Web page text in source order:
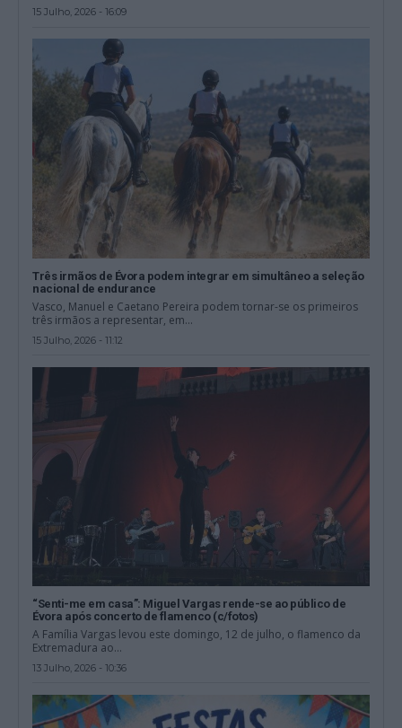
15 Julho, 2026 - 16:09
Três irmãos de Évora podem integrar em simultâneo a seleção
nacional de endurance
Vasco, Manuel e Caetano Pereira podem tornar-se os primeiros
três irmãos a representar, em...
15 Julho, 2026 - 11:12
“Senti-me em casa”: Miguel Vargas rende-se ao público de
Évora após concerto de flamenco (c/fotos)
A Família Vargas levou este domingo, 12 de julho, o flamenco da
Extremadura ao...
13 Julho, 2026 - 10:36